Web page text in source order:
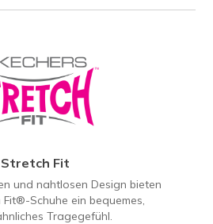
Stretch Fit
und nahtlosen Design bieten
Schuhe ein bequemes,
Tragegefühl.